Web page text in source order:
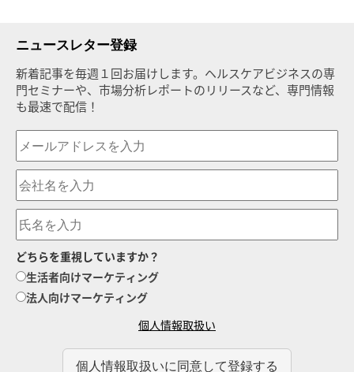
ニュースレター登録
新着記事を毎週１回お届けします。ヘルスケアビジネスの専
門セミナーや、市場分析レポートのリリースなど、専門情報
も最速で配信！
どちらを重視していますか？
生活者向けマーケティング
法人向けマーケティング
個人情報取扱い